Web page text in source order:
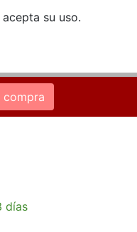
su uso.
Clientes
compra
días